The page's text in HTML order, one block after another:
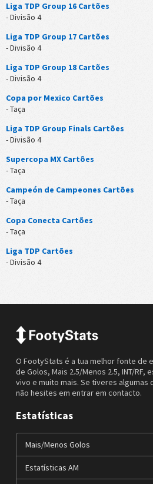
Liga TDP Group 16 Cartões
- Divisão 4
Liga TDP Group 17 Cartões
- Divisão 4
Liga TDP Group 18 Cartões
- Divisão 4
Copa por Mexico Cartões
- Taça
Liga TDP Group Finals Cartões
- Divisão 4
Supercopa MX Cartões
- Taça
Campeón de Campeones Cartões
- Taça
Copa Conecta Cartões
- Taça
Liga TDP Cartões
- Divisão 4
O FootyStats é a tua melhor fonte de
de Golos, Mais 2.5/Menos 2.5, INT/RF,
vivo e muito mais. Se tiveres
não hesites em entrar em contacto.
Estatísticas
Mais/Menos Golos
Estatísticas AM